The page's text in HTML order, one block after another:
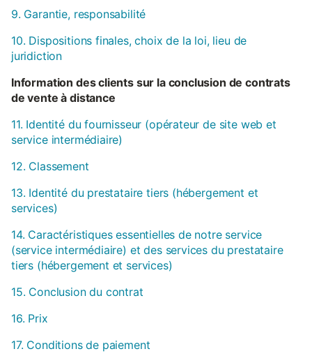
9. Garantie, responsabilité
10. Dispositions finales, choix de la loi, lieu de
juridiction
Information des clients sur la conclusion de contrats
de vente à distance
11. Identité du fournisseur (opérateur de site web et
service intermédiaire)
12. Classement
13. Identité du prestataire tiers (hébergement et
services)
14. Caractéristiques essentielles de notre service
(service intermédiaire) et des services du prestataire
tiers (hébergement et services)
15. Conclusion du contrat
16. Prix
17. Conditions de paiement